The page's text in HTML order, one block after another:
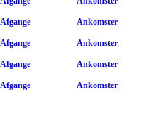
Afgange Ankomster
Afgange Ankomster
Afgange Ankomster
Afgange Ankomster